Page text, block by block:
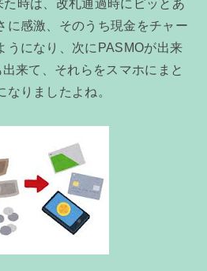
時は、改札通過時にピッとあ
に感激、そのうち現金をチャー
うになり、次にPASMOが出来
来て、それらをスマホにまと
りましたよね。